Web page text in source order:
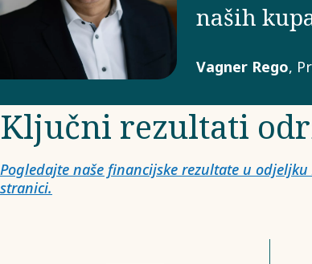
naših
Vagner Rego,
Ključni rezultati
Pogledajte naše financijske rezultate u
stranici.